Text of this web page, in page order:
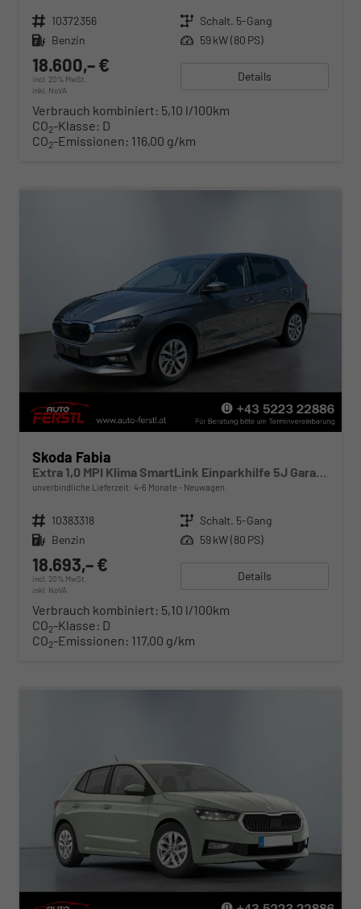
Fahrzeugnr. 10372356 Getriebe Schalt. 5-Gang
Kraftstoff Benzin Leistung 59 kW (80 PS)
18.600,– €
incl. 20% MwSt.
inkl. NoVA
Details
Verbrauch kombiniert: 5,10 l/100km
CO2-Klasse: D
CO2-Emissionen: 116,00 g/km
Skoda Fabia
Extra 1,0 MPI Klima SmartLink Einparkhilfe 5J Garantie LED Scheinwerfer Bluetooth
unverbindliche Lieferzeit: 4-6 Monate Neuwagen
Fahrzeugnr. 10383318 Getriebe Schalt. 5-Gang
Kraftstoff Benzin Leistung 59 kW (80 PS)
18.693,– €
incl. 20% MwSt.
inkl. NoVA
Details
Verbrauch kombiniert: 5,10 l/100km
CO2-Klasse: D
CO2-Emissionen: 117,00 g/km